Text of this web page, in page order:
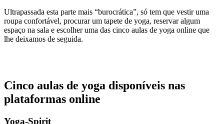
Ultrapassada esta parte mais “burocrática”, só tem que vestir uma
roupa confortável, procurar um tapete de yoga, reservar algum
espaço na sala e escolher uma das cinco aulas de yoga online que
lhe deixamos de seguida.
Cinco aulas de yoga disponíveis nas
plataformas online
Yoga-Spirit